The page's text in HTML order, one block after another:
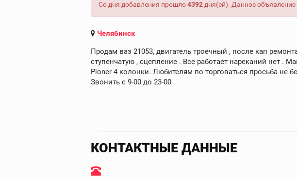
Со дня добавления прошло4392 дня(ей). Данное
Челябинск
Продам ваз 21053, двигатель троечный , после кап
ступенчатую , сцепление . Все работает нареканий нет .
Pioner 4 колонки. Любителям по торговаться просьба не
Звонить с 9-00 до 23-00
КОНТАКТНЫЕ ДАННЫЕ